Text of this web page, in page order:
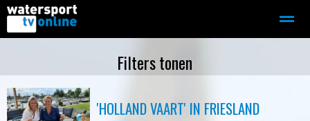
Motorboot-sloep Adverteren
Home Contact Bellen Zoeken
Filters tonen
'HOLLAND VAART' IN FRIESLAND